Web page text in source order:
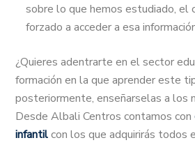
sobre lo que hemos estudiado, el
forzado a acceder a esa
¿Quieres adentrarte en el sector
formación en la que aprender este
posteriormente, enseñarselas a los
Desde Albali Centros contamos con
infantilcon los que adquirirás todos